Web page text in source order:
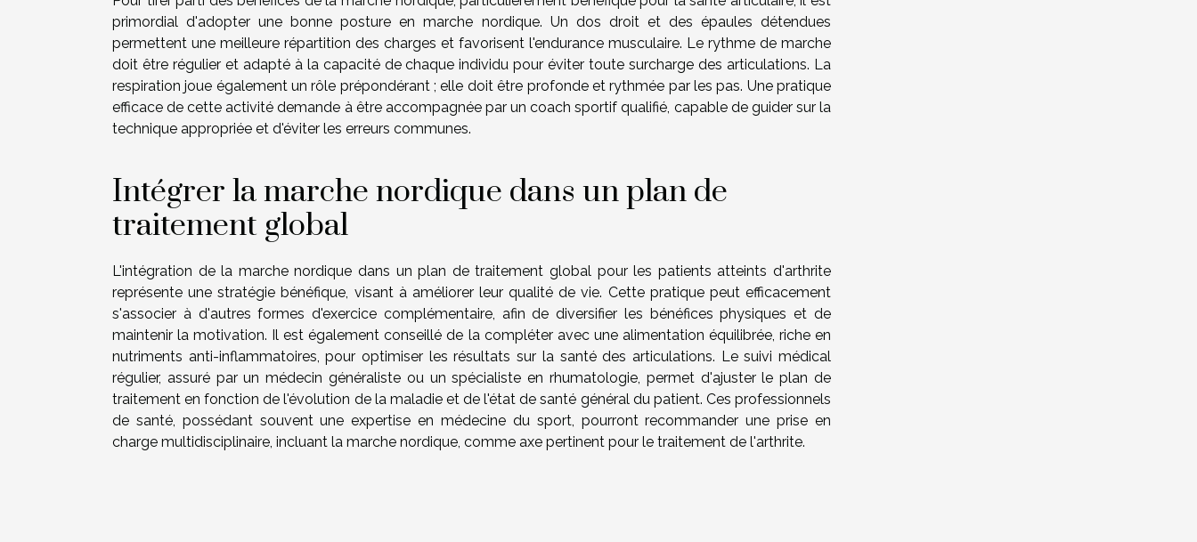
primordial d'adopter une bonne posture en marche nordique. Un dos droit et des épaules détendues
permettent une meilleure répartition des charges et favorisent l'endurance musculaire. Le rythme de marche
doit être régulier et adapté à la capacité de chaque individu pour éviter toute surcharge des articulations. La
respiration joue également un rôle prépondérant ; elle doit être profonde et rythmée par les pas. Une pratique
efficace de cette activité demande à être accompagnée par un coach sportif qualifié, capable de guider sur la
technique appropriée et d'éviter les erreurs communes.
Intégrer la marche nordique dans un plan de
traitement global
L'intégration de la marche nordique dans un plan de traitement global pour les patients atteints d'arthrite
représente une stratégie bénéfique, visant à améliorer leur qualité de vie. Cette pratique peut efficacement
s'associer à d'autres formes d'exercice complémentaire, afin de diversifier les bénéfices physiques et de
maintenir la motivation. Il est également conseillé de la compléter avec une alimentation équilibrée, riche en
nutriments anti-inflammatoires, pour optimiser les résultats sur la santé des articulations. Le suivi médical
régulier, assuré par un médecin généraliste ou un spécialiste en rhumatologie, permet d'ajuster le plan de
traitement en fonction de l'évolution de la maladie et de l'état de santé général du patient. Ces professionnels
de santé, possédant souvent une expertise en médecine du sport, pourront recommander une prise en
charge multidisciplinaire, incluant la marche nordique, comme axe pertinent pour le traitement de l'arthrite.